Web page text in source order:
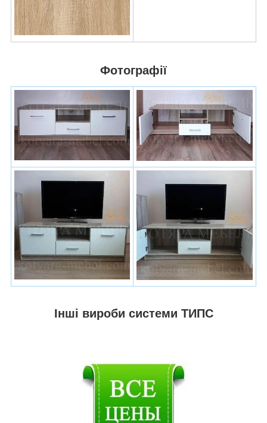
Фотографії
Інші вироби системи ТИПС